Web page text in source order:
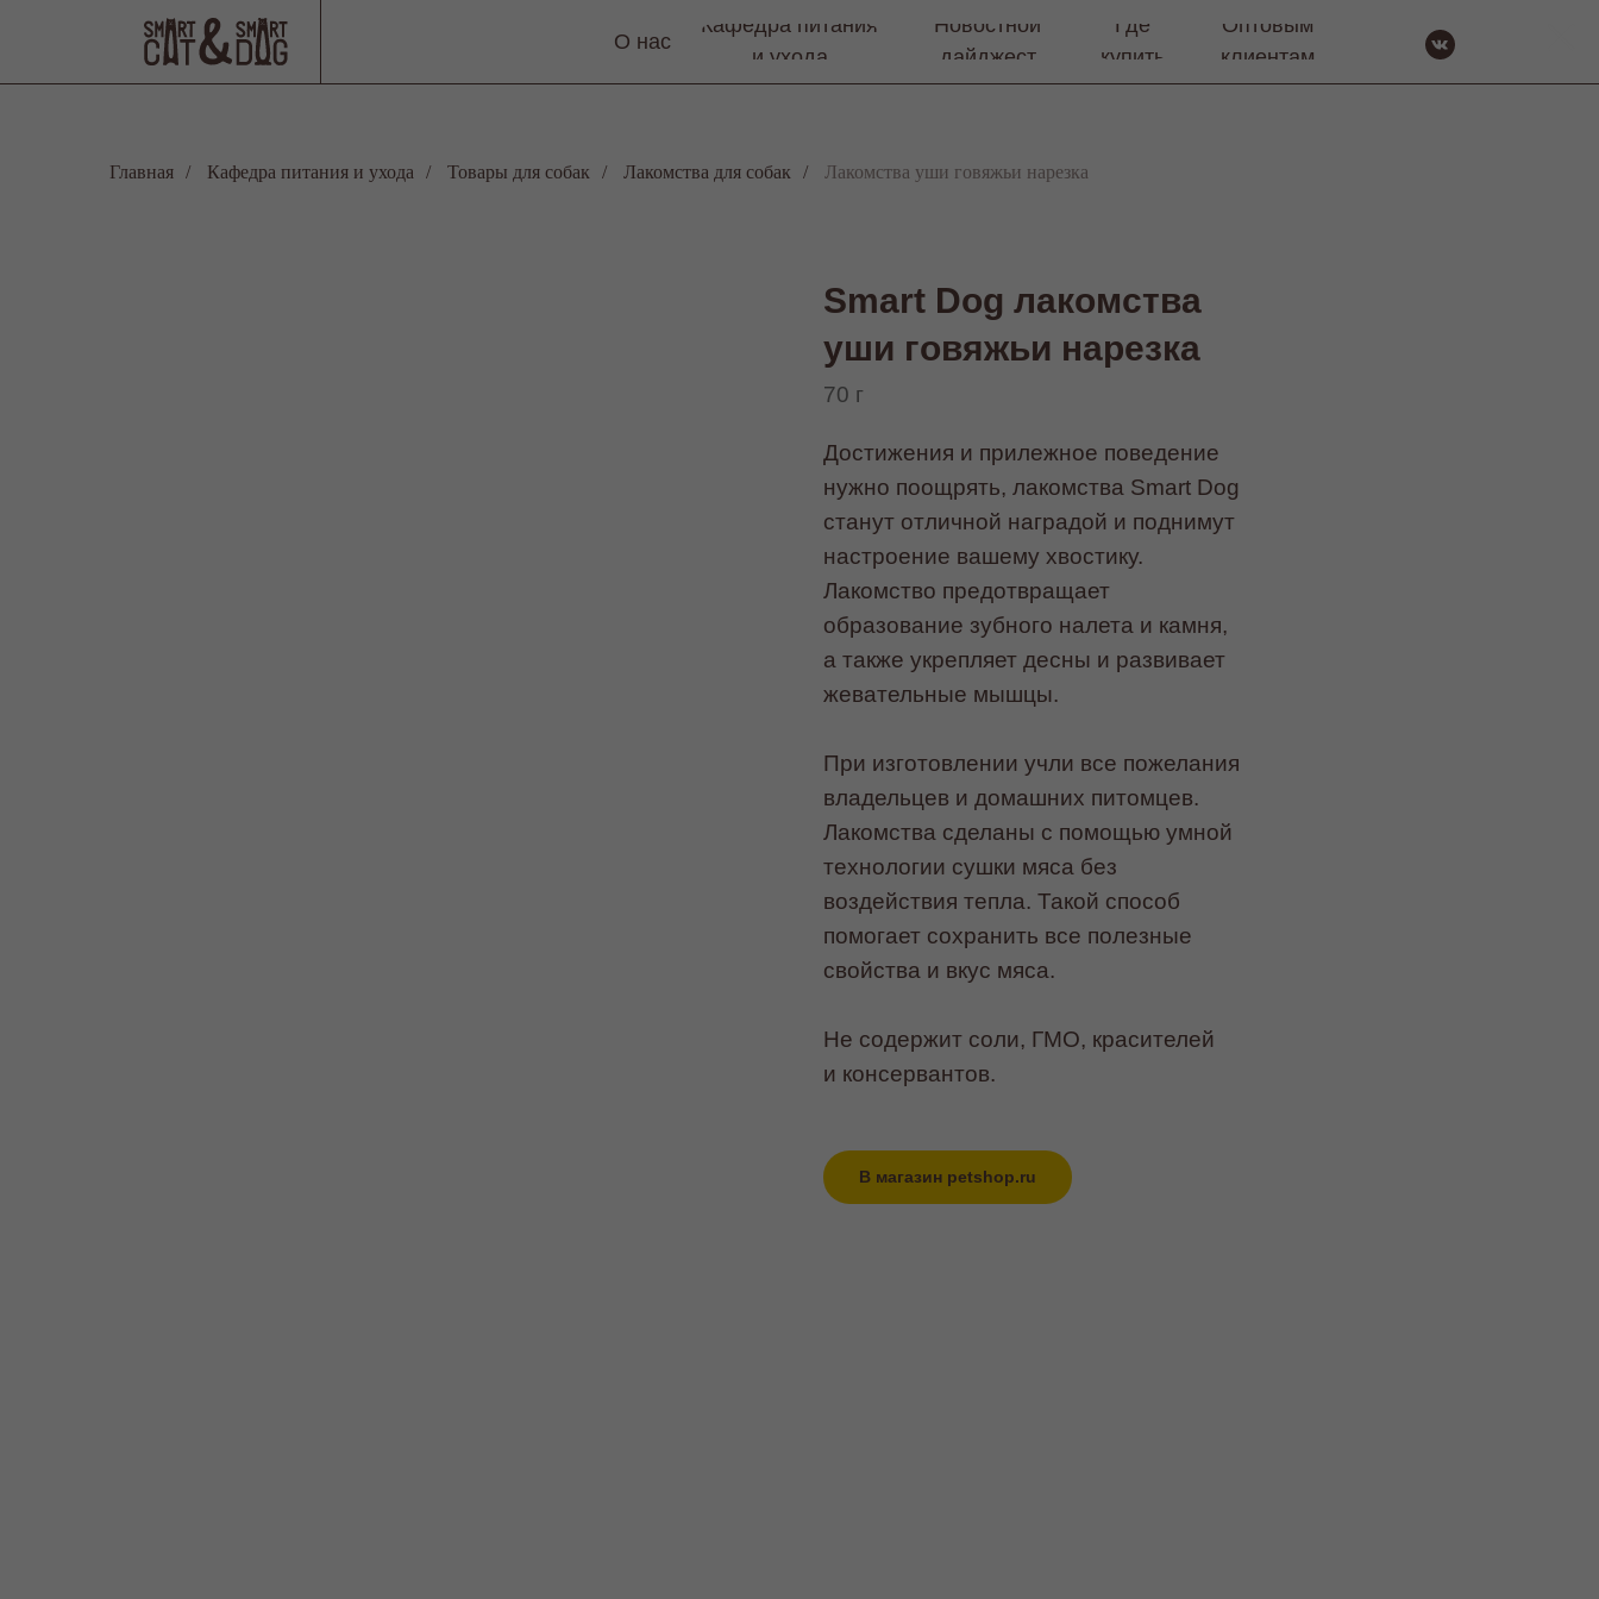
О нас
Кафедра питания
и ухода
Новостной
дайджест
Где
купить
Оптовым
клиентам
Главная / Кафедра питания и ухода / Товары для собак / Лакомства для собак / Лакомства уши говяжьи нарезка
Smart Dog лакомства
уши говяжьи нарезка
70 г
Достижения и прилежное поведение
нужно поощрять, лакомства Smart Dog
станут отличной наградой и поднимут
настроение вашему хвостику.
Лакомство предотвращает
образование зубного налета и камня,
а также укрепляет десны и развивает
жевательные мышцы.
При изготовлении учли все пожелания
владельцев и домашних питомцев.
Лакомства сделаны с помощью умной
технологии сушки мяса без
воздействия тепла. Такой способ
помогает сохранить все полезные
свойства и вкус мяса.
Не содержит соли, ГМО, красителей
и консервантов.
В магазин petshop.ru